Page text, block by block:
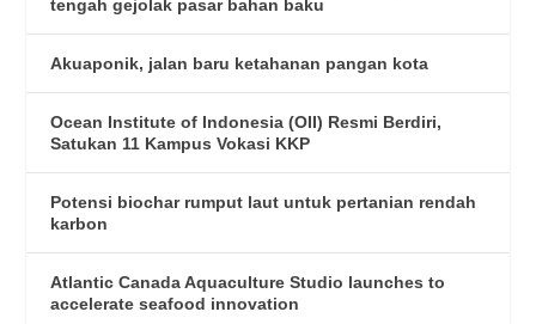
tengah gejolak pasar bahan baku
Akuaponik, jalan baru ketahanan pangan kota
Ocean Institute of Indonesia (OII) Resmi Berdiri,
Satukan 11 Kampus Vokasi KKP
Potensi biochar rumput laut untuk pertanian rendah
karbon
Atlantic Canada Aquaculture Studio launches to
accelerate seafood innovation